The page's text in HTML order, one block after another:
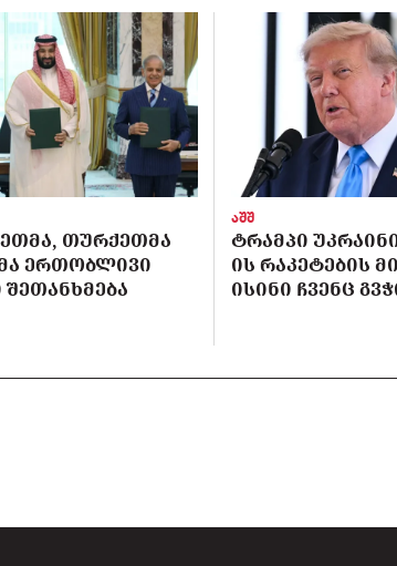
ᲗᲣᲠᲥᲔᲗᲛᲐ
ᲔᲠᲗᲝᲑᲚᲘᲕᲘ
აშშ
ᲢᲠᲐᲛᲞᲘ
ᲘᲡ ᲠᲐᲙᲔᲢᲔᲑᲘᲡ
ᲘᲡᲘᲜᲘ ᲩᲕᲔᲜᲪ